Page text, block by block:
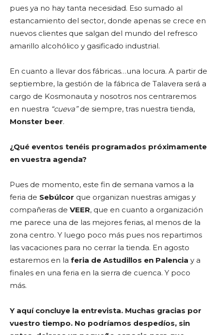
pues ya no hay tanta necesidad. Eso sumado al
estancamiento del sector, donde apenas se crece en
nuevos clientes que salgan del mundo del refresco
amarillo alcohólico y gasificado industrial.
En cuanto a llevar dos fábricas…una locura. A partir de
septiembre, la gestión de la fábrica de Talavera será a
cargo de Kosmonauta y nosotros nos centraremos
en nuestra “cueva”de siempre, tras nuestra tienda,
Monster beer.
¿Qué eventos tenéis programados próximamente
en vuestra agenda?
Pues de momento, este fin de semana vamos a la
feria de Sebúlcor que organizan nuestras amigas y
compañeras de VEER, que en cuanto a organización
me parece una de las mejores ferias, al menos de la
zona centro. Y luego poco más pues nos repartimos
las vacaciones para no cerrar la tienda. En agosto
estaremos en la feria de Astudillos en Palencia y a
finales en una feria en la sierra de cuenca. Y poco
más.
Y aquí concluye la entrevista. Muchas gracias por
vuestro tiempo. No podríamos despedíos, sin